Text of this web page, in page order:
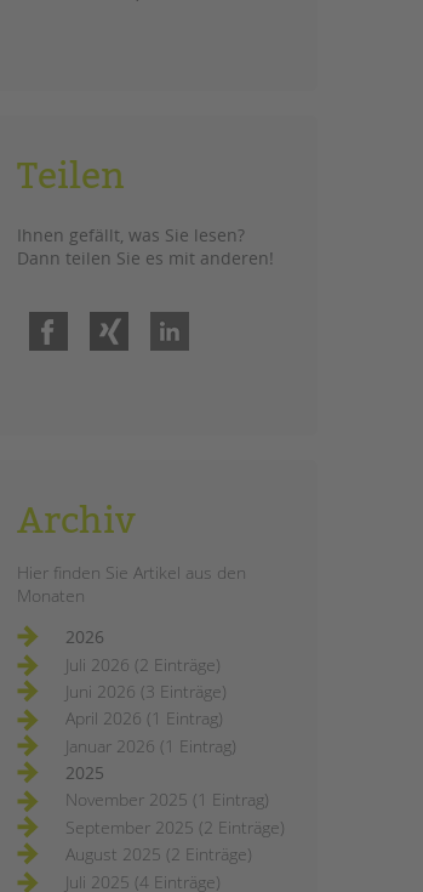
Teilen
Ihnen gefällt, was Sie lesen?
Dann teilen Sie es mit anderen!
Facebook
Archiv
Hier finden Sie Artikel aus den
Monaten
2026
Juli 2026 (2 Einträge)
Juni 2026 (3 Einträge)
April 2026 (1 Eintrag)
Januar 2026 (1 Eintrag)
2025
November 2025 (1 Eintrag)
September 2025 (2 Einträge)
August 2025 (2 Einträge)
Juli 2025 (4 Einträge)